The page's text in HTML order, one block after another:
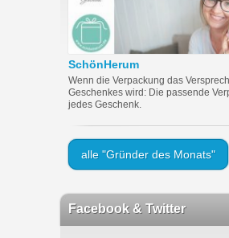
SchönHerum
Wenn die Verpackung das
Geschenkes wird: Die passende
jedes Geschenk.
alle "Gründer des Monats"
Facebook & Twitter